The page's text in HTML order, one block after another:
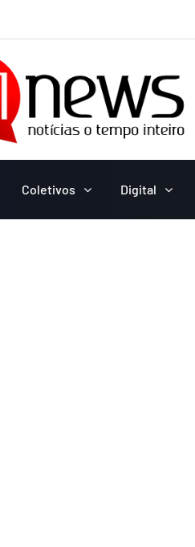
Coletivos Digital